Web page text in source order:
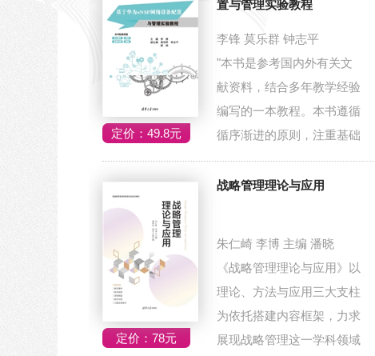
定价：49.8元
置与管理实验教程
李锋 莫乐群 钟志平
"本书是参考国内外有关文
献资料，结合多年教学经验
编写的一本教程。本书遵循
循序渐进的原则，注重基础
性和实用性...
定价：78元
战略管理理论与应用
朱仁崎 李博 主编 潘晓
《战略管理理论与应用》以
理论、方法与应用三大支柱
为依托搭建内容框架，力求
展现战略管理这一学科领域